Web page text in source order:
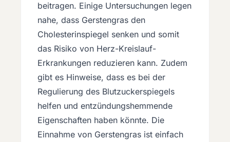
beitragen. Einige Untersuchungen legen
nahe, dass Gerstengras den
Cholesterinspiegel senken und somit
das Risiko von Herz-Kreislauf-
Erkrankungen reduzieren kann. Zudem
gibt es Hinweise, dass es bei der
Regulierung des Blutzuckerspiegels
helfen und entzündungshemmende
Eigenschaften haben könnte. Die
Einnahme von Gerstengras ist einfach